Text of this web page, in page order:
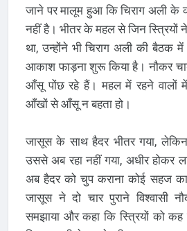
जाने पर मालूम हुआ कि चिराग अली के
नहीं है। भीतर के महल से जिन स्त्रियों ने
था, उन्होंने भी चिराग अली की बैठक
आकाश फाड़ना शुरू किया है। नौकर
आँसू पोंछ रहे हैं। महल में रहने वालों
आँखों से आँसू न बहता हो।
जासूस के साथ हैदर भीतर गया,
उससे अब रहा नहीं गया, अधीर होकर
अब हैदर को चुप कराना कोई सहज
जासूस ने दो चार पुराने विश्वासी
समझाया और कहा कि स्त्रियों को